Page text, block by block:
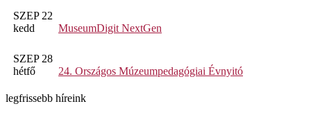
SZEP 22
kedd
MuseumDigit NextGen
SZEP 28
hétfő
24. Országos Múzeumpedagógiai Évnyitó
legfrissebb híreink